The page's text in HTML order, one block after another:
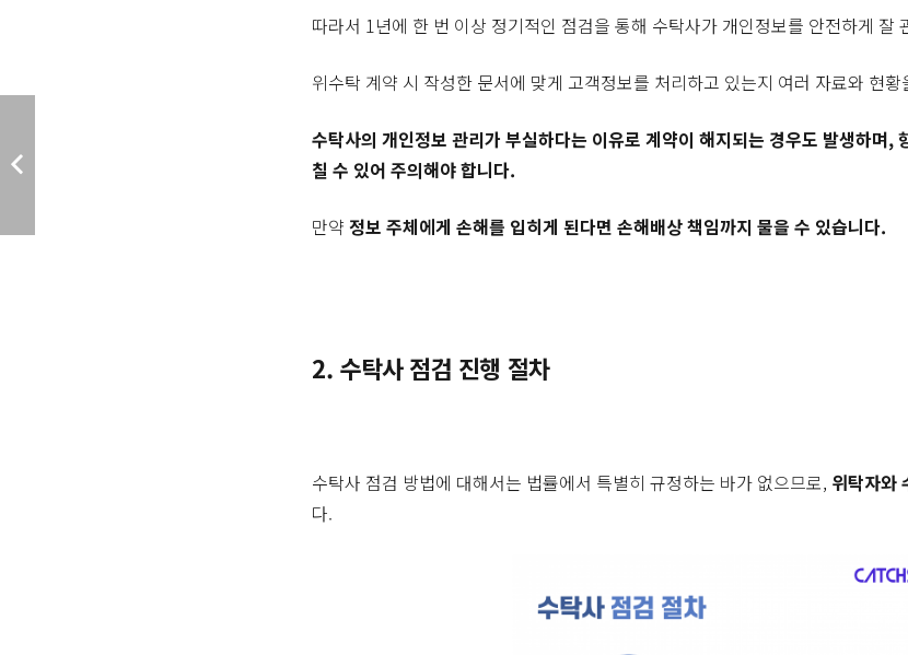
따라서 1년에 한 번 이상 정기적인 점검을 통해 수탁사가 개인정보를 안전하게 잘
위수탁 계약 시 작성한 문서에 맞게 고객정보를 처리하고 있는지 여러 자료와 현
수탁사의 개인정보 관리가 부실하다는 이유로 계약이 해지되는 경우도 발생하며,
칠 수 있어 주의해야 합니다.
만약정보 주체에게 손해를 입히게 된다면 손해배상 책임까지 물을 수 있습니다.
2. 수탁사 점검 진행 절차
수탁사 점검 방법에 대해서는 법률에서 특별히 규정하는 바가 없으므로, 위탁자와
다.